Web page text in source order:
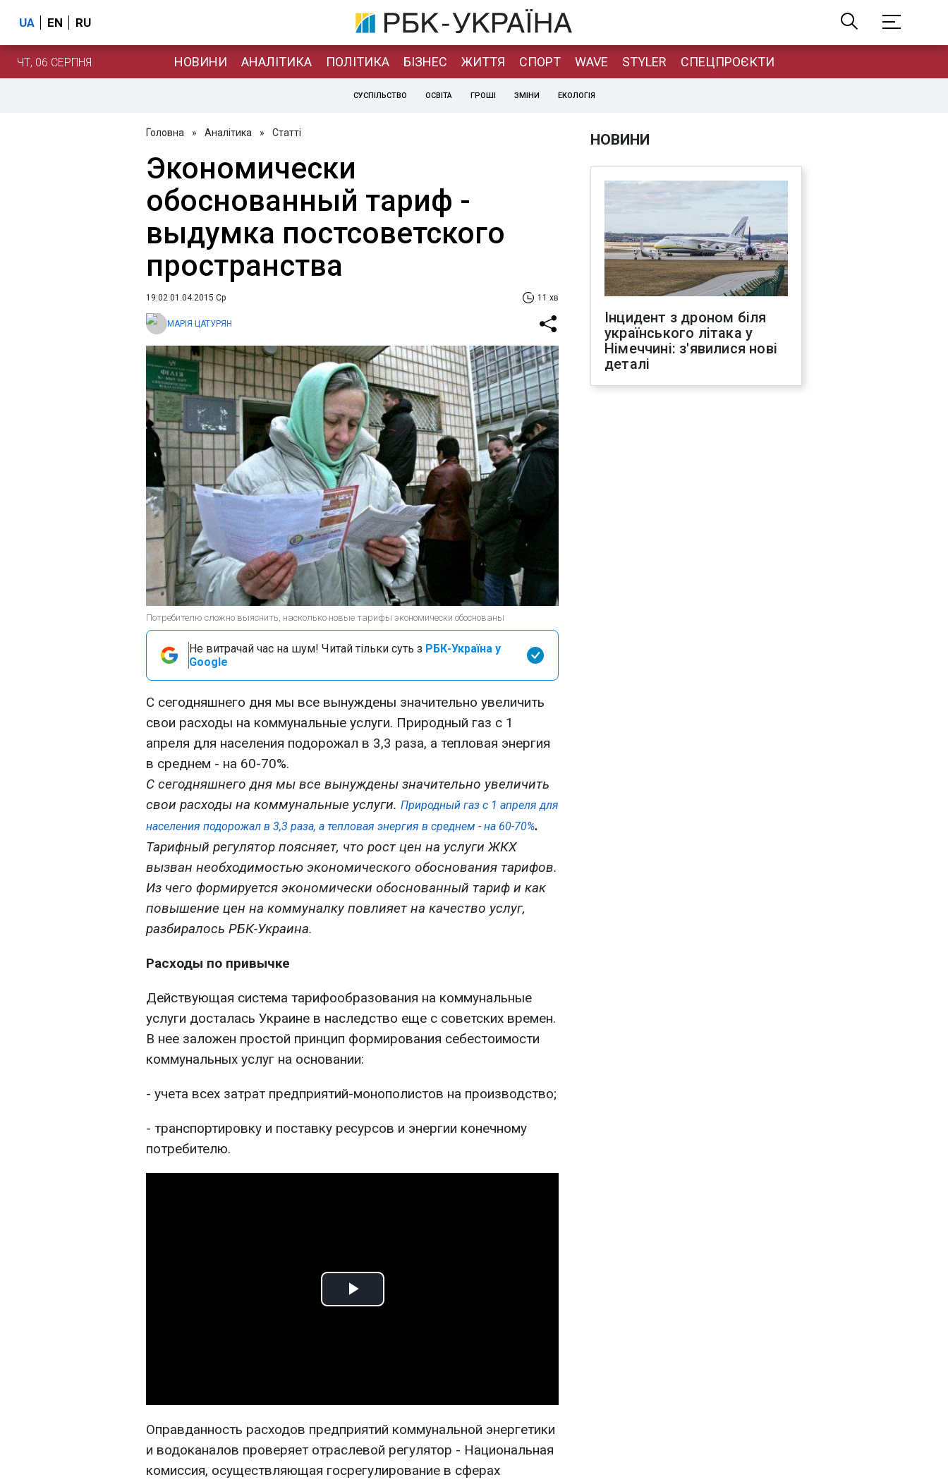
UA EN RU
ЧТ, 06 СЕРПНЯ НОВИНИ АНАЛІТИКА ПОЛІТИКА БІЗНЕС ЖИТТЯ СПОРТ WAVE STYLER СПЕЦПРОЄКТИ
СУСПІЛЬСТВО ОСВІТА ГРОШІ ЗМІНИ ЕКОЛОГІЯ
Головна » Аналітика » Статті
Экономически
обоснованный тариф -
выдумка постсоветского
пространства
19:02 01.04.2015 Ср 11 хв
МАРІЯ ЦАТУРЯН
Потребителю сложно выяснить, насколько новые тарифы экономически обоснованы
Не витрачай час на шум! Читай тільки суть з РБК-Україна у
Google
С сегодняшнего дня мы все вынуждены значительно увеличить
свои расходы на коммунальные услуги. Природный газ с 1
апреля для населения подорожал в 3,3 раза, а тепловая энергия
в среднем - на 60-70%.
С сегодняшнего дня мы все вынуждены значительно увеличить
свои расходы на коммунальные услуги. Природный газ с 1 апреля для
населения подорожал в 3,3 раза, а тепловая энергия в среднем - на 60-70%.
Тарифный регулятор поясняет, что рост цен на услуги ЖКХ
вызван необходимостью экономического обоснования тарифов.
Из чего формируется экономически обоснованный тариф и как
повышение цен на коммуналку повлияет на качество услуг,
разбиралось РБК-Украина.
Расходы по привычке
Действующая система тарифообразования на коммунальные
услуги досталась Украине в наследство еще с советских времен.
В нее заложен простой принцип формирования себестоимости
коммунальных услуг на основании:
- учета всех затрат предприятий-монополистов на производство;
- транспортировку и поставку ресурсов и энергии конечному
потребителю.
Play
Оправданность расходов предприятий коммунальной энергетики
и водоканалов проверяет отраслевой регулятор - Национальная
комиссия, осуществляющая госрегулирование в сферах
НОВИНИ
Інцидент з дроном біля
українського літака у
Німеччині: з'явилися нові
деталі